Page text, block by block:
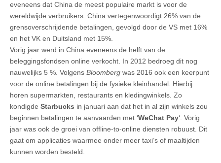
eveneens dat China de meest populaire markt is voor de
wereldwijde verbruikers. China vertegenwoordigt 26% van de
grensoverschrijdende betalingen, gevolgd door de VS met 16%
en het VK en Duitsland met 15%.
Vorig jaar werd in China eveneens de helft van de
beleggingsfondsen online verkocht. In 2012 bedroeg dit nog
nauwelijks 5 %. Volgens Bloomberg was 2016 ook een keerpunt
voor de online betalingen bij de fysieke kleinhandel. Hierbij
horen supermarkten, restaurants en kledingwinkels. Zo
kondigde Starbucks in januari aan dat het in al zijn winkels zou
beginnen betalingen te aanvaarden met ‘WeChat Pay‘. Vorig
jaar was ook de groei van offline-to-online diensten robuust. Dit
gaat om applicaties waarmee onder meer taxi’s of maaltijden
kunnen worden besteld.